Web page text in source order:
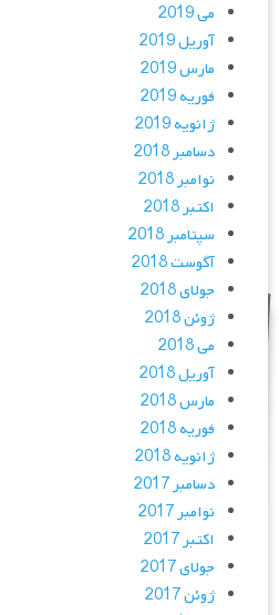
می 2019
آوریل 2019
مارس 2019
فوریه 2019
ژانویه 2019
دسامبر 2018
نوامبر 2018
اکتبر 2018
سپتامبر 2018
آگوست 2018
جولای 2018
ژوئن 2018
می 2018
آوریل 2018
مارس 2018
فوریه 2018
ژانویه 2018
دسامبر 2017
نوامبر 2017
اکتبر 2017
جولای 2017
ژوئن 2017